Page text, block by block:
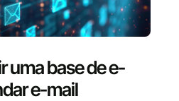
uma base de e-
e-mail